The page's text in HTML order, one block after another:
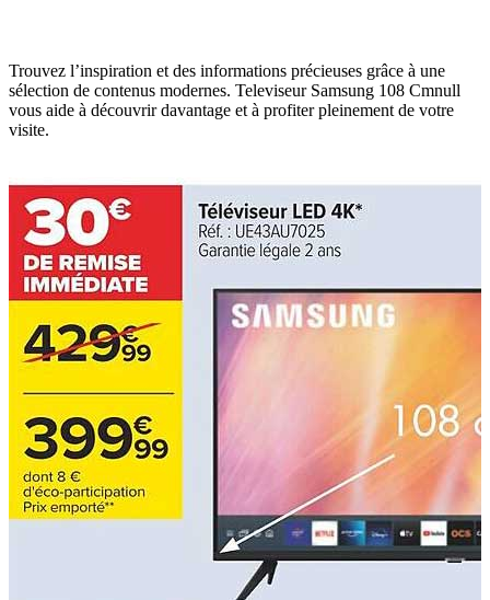
Trouvez l’inspiration et des informations précieuses grâce à une
sélection de contenus modernes. Televiseur Samsung 108 Cmnull
vous aide à découvrir davantage et à profiter pleinement de votre
visite.